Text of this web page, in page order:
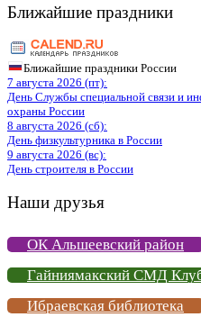
Ближайшие праздники
Ближайшие праздники России
7 августа 2026 (пт):
День Службы специальной связи и
охраны России
8 августа 2026 (сб):
День физкультурника в России
9 августа 2026 (вс):
День строителя в России
Наши друзья
ОК Альшеевский район
Гайниямакский СМД
Ибраевская библиотека